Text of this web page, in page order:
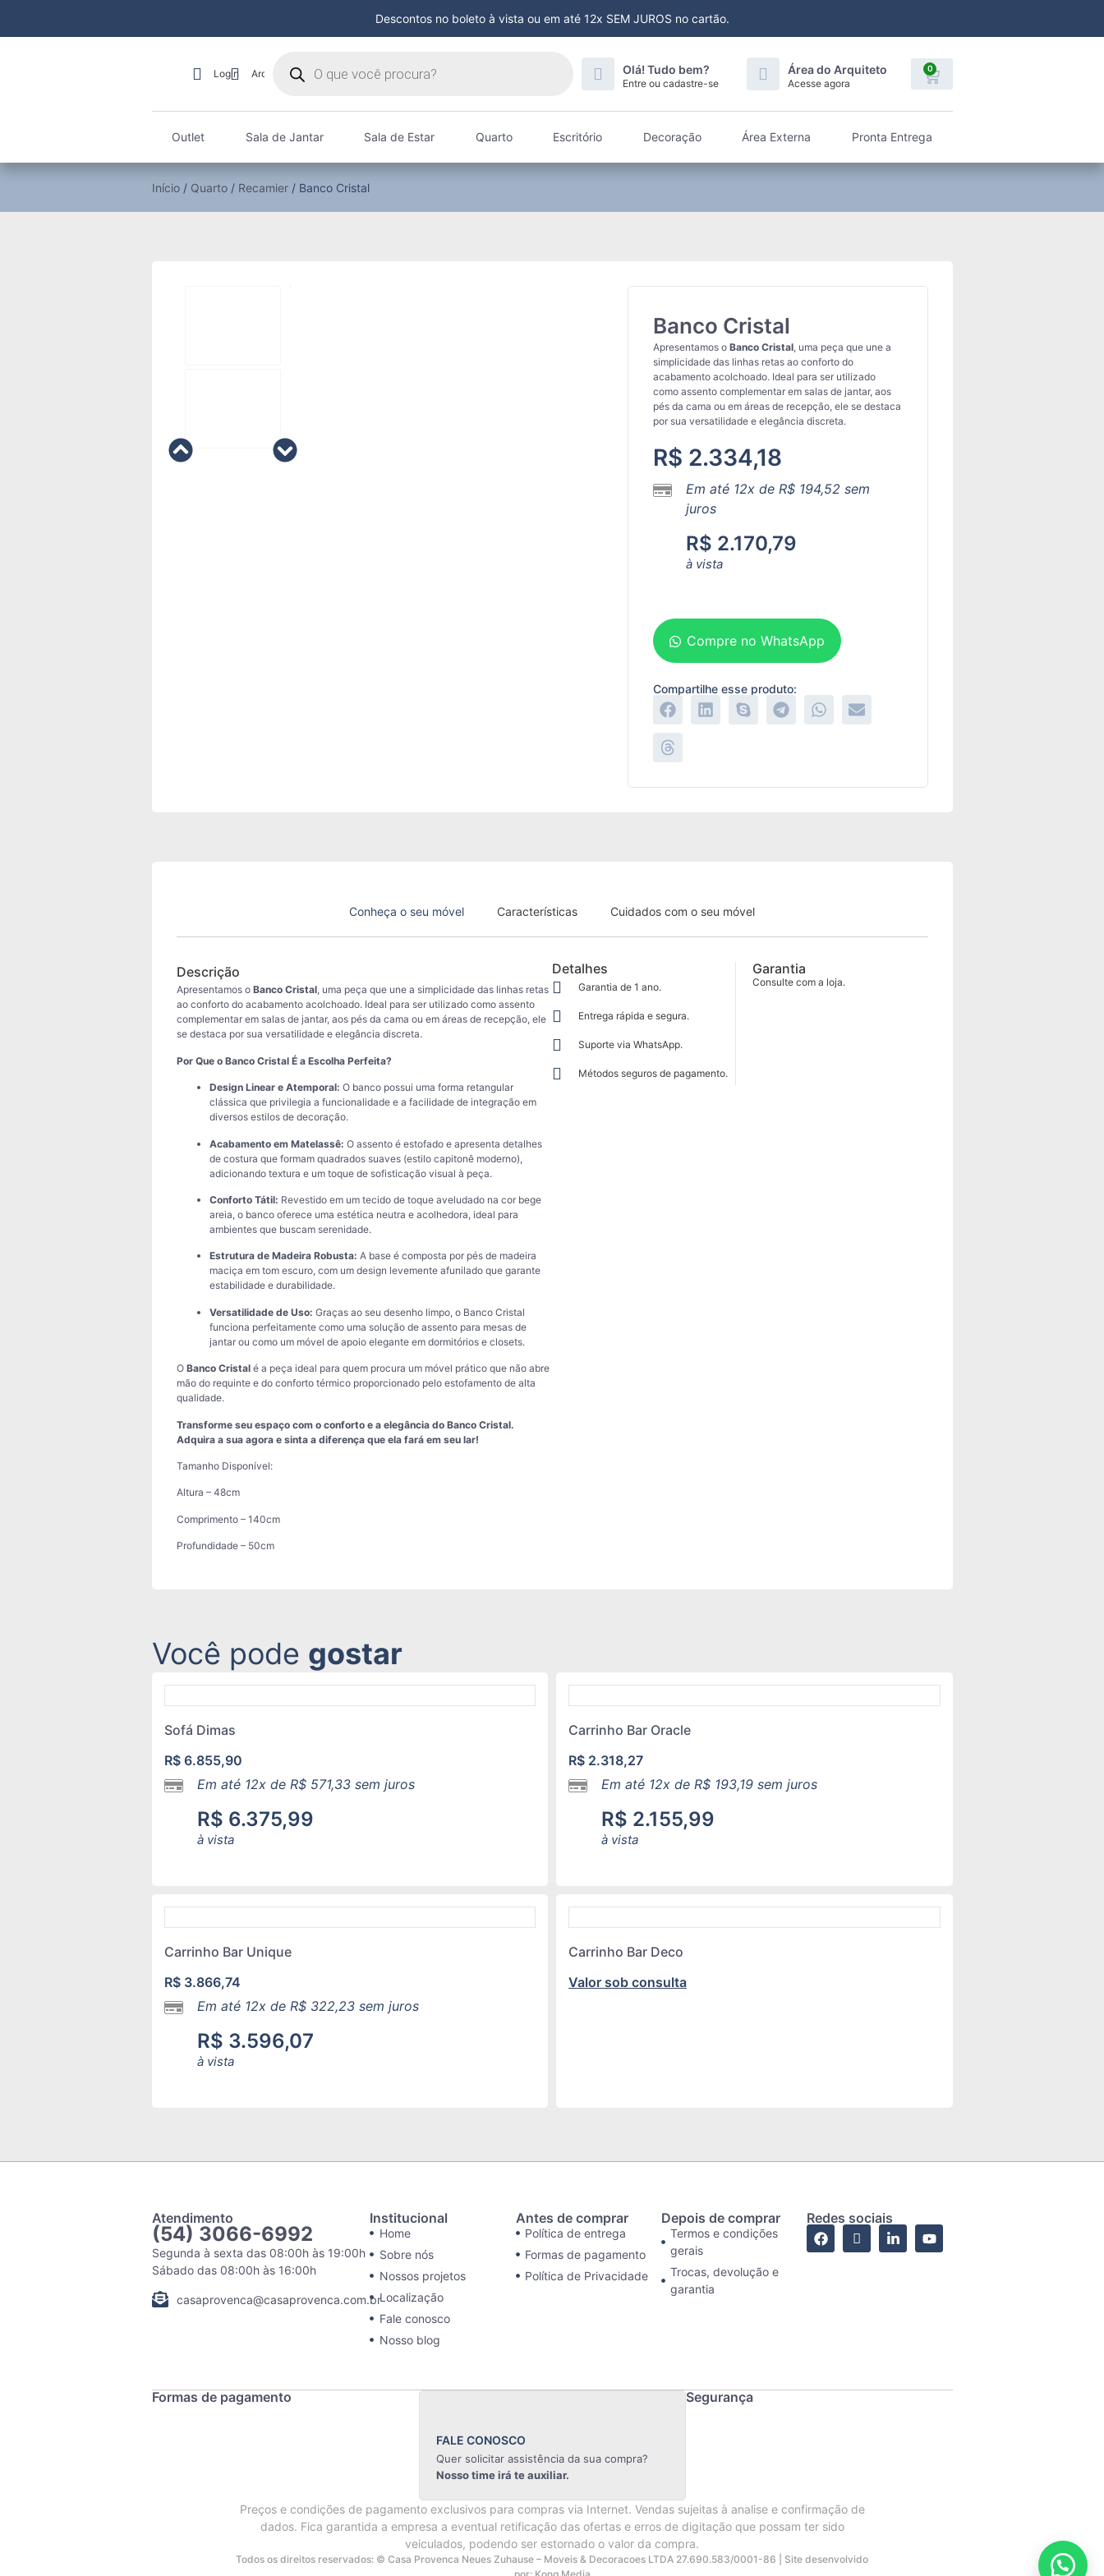
Descontos no boleto à vista ou em até 12x SEM JUROS no cartão.
Login Arquiteto Olá! Tudo bem?
Entre ou cadastre-se
Área do Arquiteto
Acesse agora
0
Outlet Sala de Jantar Sala de Estar Quarto Escritório Decoração Área Externa Pronta Entrega
Início/ Quarto/ Recamier/ Banco Cristal
Banco Cristal
Apresentamos o Banco Cristal, uma peça que une a
simplicidade das linhas retas ao conforto do
acabamento acolchoado. Ideal para ser utilizado
como assento complementar em salas de jantar, aos
pés da cama ou em áreas de recepção, ele se destaca
por sua versatilidade e elegância discreta.
R$ 2.334,18
Em até 12x de R$194,52 sem
juros
R$ 2.170,79
à vista
Compre no WhatsApp
Compartilhe esse produto:
Conheça o seu móvel Características Cuidados com o seu móvel
Descrição
Apresentamos o Banco Cristal, uma peça que une a simplicidade das linhas retas
ao conforto do acabamento acolchoado. Ideal para ser utilizado como assento
complementar em salas de jantar, aos pés da cama ou em áreas de recepção, ele
se destaca por sua versatilidade e elegância discreta.
Por Que o Banco Cristal É a Escolha Perfeita?
Design Linear e Atemporal: O banco possui uma forma retangular
clássica que privilegia a funcionalidade e a facilidade de integração em
diversos estilos de decoração.
Acabamento em Matelassê: O assento é estofado e apresenta detalhes
de costura que formam quadrados suaves (estilo capitonê moderno),
adicionando textura e um toque de sofisticação visual à peça.
Conforto Tátil: Revestido em um tecido de toque aveludado na cor bege
areia, o banco oferece uma estética neutra e acolhedora, ideal para
ambientes que buscam serenidade.
Estrutura de Madeira Robusta: A base é composta por pés de madeira
maciça em tom escuro, com um design levemente afunilado que garante
estabilidade e durabilidade.
Versatilidade de Uso: Graças ao seu desenho limpo, o Banco Cristal
funciona perfeitamente como uma solução de assento para mesas de
jantar ou como um móvel de apoio elegante em dormitórios e closets.
O Banco Cristalé a peça ideal para quem procura um móvel prático que não abre
mão do requinte e do conforto térmico proporcionado pelo estofamento de alta
qualidade.
Transforme seu espaço com o conforto e a elegância do Banco Cristal.
Adquira a sua agora e sinta a diferença que ela fará em seu lar!
Tamanho Disponível:
Altura – 48cm
Comprimento – 140cm
Profundidade – 50cm
Detalhes
Garantia de 1 ano.
Entrega rápida e segura.
Suporte via WhatsApp.
Métodos seguros de pagamento.
Garantia
Consulte com a loja.
Você pode gostar
Sofá Dimas
R$6.855,90
Em até 12x de R$571,33sem juros
R$ 6.375,99
à vista
Carrinho Bar Oracle
R$ 2.318,27
Em até 12x de R$ 193,19 sem juros
R$ 2.155,99
à vista
Carrinho Bar Unique
R$3.866,74
Em até 12x de R$322,23sem juros
R$ 3.596,07
à vista
Carrinho Bar Deco
Valor sob consulta
Atendimento
(54) 3066-6992
Segunda à sexta das 08:00h às 19:00h
Sábado das 08:00h às 16:00h
casaprovenca@casaprovenca.com.br
Institucional
Home
Sobre nós
Nossos projetos
Localização
Fale conosco
Nosso blog
Antes de comprar
Política de entrega
Formas de pagamento
Política de Privacidade
Depois de comprar
Termos e condições
gerais
Trocas, devolução e
garantia
Redes sociais
Formas de pagamento
FALE CONOSCO
Quer solicitar assistência da sua compra?
Nosso time irá te auxiliar.
Segurança
Preços e condições de pagamento exclusivos para compras via Internet. Vendas sujeitas à analise e confirmação de
dados. Fica garantida a empresa a eventual retificação das ofertas e erros de digitação que possam ter sido
veiculados, podendo ser estornado o valor da compra.
Todos os direitos reservados: © Casa Provenca Neues Zuhause – Moveis & Decoracoes LTDA 27.690.583/0001-86 | Site desenvolvido